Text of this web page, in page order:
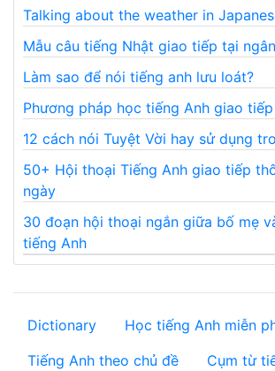
Talking about the weather in
Mẫu câu tiếng Nhật giao tiếp tại
Làm sao để nói tiếng anh lưu loát?
Phương pháp học tiếng Anh giao
12 cách nói Tuyệt Vời hay sử dụng
50+ Hội thoại Tiếng Anh giao tiếp
ngày
30 đoạn hội thoại ngắn giữa bố mẹ
tiếng Anh
Dictionary
Học tiếng Anh miễn
Tiếng Anh theo chủ đề
Cụm từ